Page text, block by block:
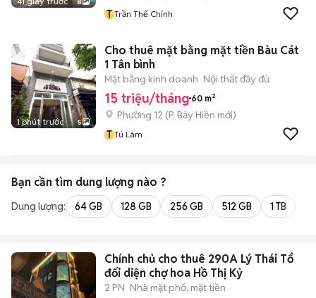
T Trần Thế Chính
1 phút trước 5
Cho thuê mặt bằng mặt tiền Bàu Cát
1 Tân bình
Mặt bằng kinh doanh Nội thất đầy đủ
15 triệu/tháng 60 m²
Phường 12 (P. Bảy Hiền mới)
T Tú Lâm
Bạn cần tìm dung lượng nào ?
Dung lượng: 64 GB 128 GB 256 GB 512 GB 1 TB
Chính chủ cho thuê 290A Lý Thái Tổ
đối diện chợ hoa Hồ Thị Kỷ
2 PN Nhà mặt phố, mặt tiền